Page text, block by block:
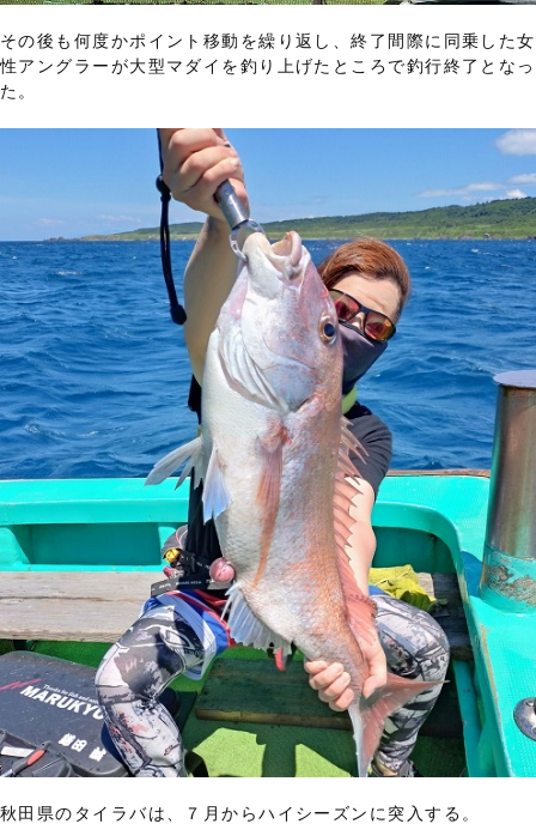
その後も何度かポイント移動を繰り返し、終了間際に同乗した女
性アングラーが大型マダイを釣り上げたところで釣行終了となっ
た。
秋田県のタイラバは、７月からハイシーズンに突入する。